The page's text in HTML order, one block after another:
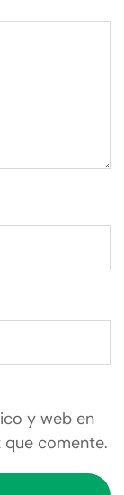
y web en
comente.